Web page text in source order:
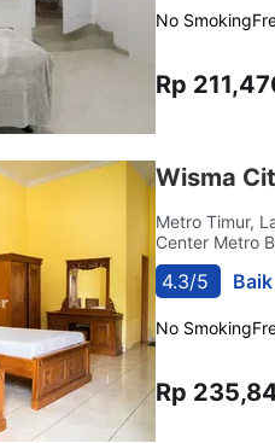
No Smoking
Rp
Wisma
Metro Timur,
Center Metro
4.3/5 Baik
No Smoking
Rp